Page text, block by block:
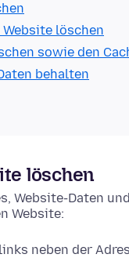
löschen
sowie den
behalten
löschen
Website-Daten
Website:
links neben der